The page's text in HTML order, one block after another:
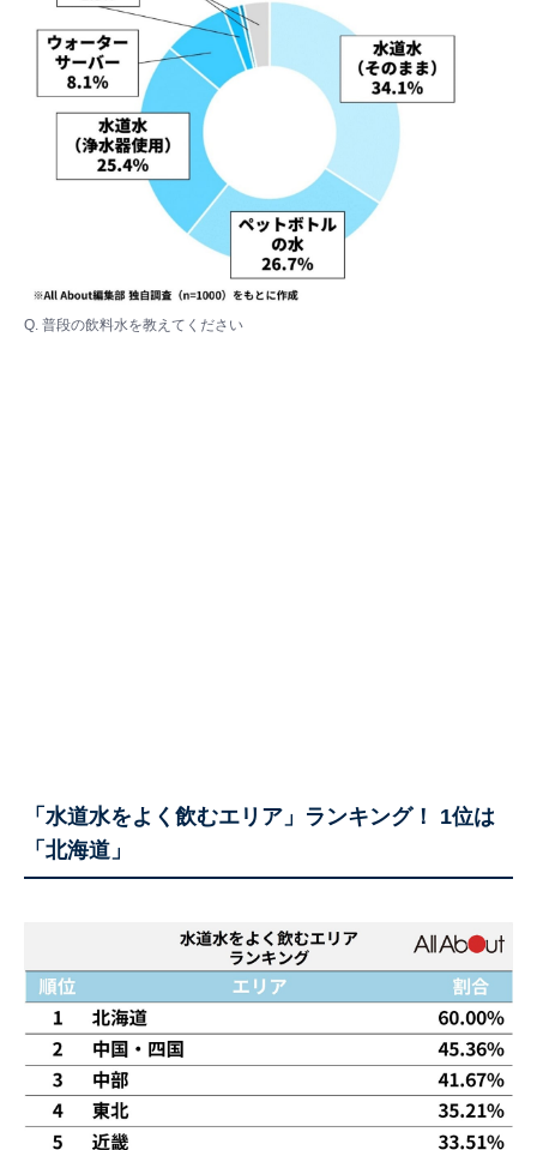
Q. 普段の飲料水を教えてください
「水道水をよく飲むエリア」ランキング！ 1位は
「北海道」